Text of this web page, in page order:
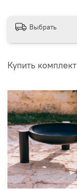
Выбрать
Купить комплект